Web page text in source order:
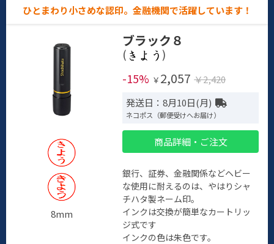
ひとまわり小さめな認印。金融機関で活躍しています！
8mm
ブラック８
(
)
-15% ￥ 2,057 ￥2,420
発送日：8月10日(月)
ネコポス（郵便受けへお届け）
商品詳細・ご注文
銀行、証券、金融関係などヘビー
な使用に耐えるのは、やはりシャ
チハタ製ネーム印。
インクは交換が簡単なカートリッ
ジ式です
インクの色は朱色です。